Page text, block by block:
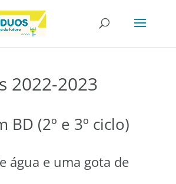
2022-2023
BD (2º e 3º ciclo)
água e uma gota de